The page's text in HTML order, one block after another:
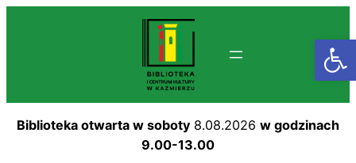
Biblioteka otwarta w soboty 8.08.2026 w godzinach
9.00-13.00